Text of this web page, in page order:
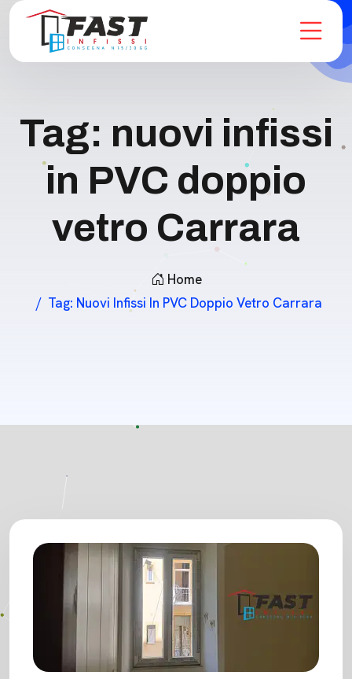
Tag: nuovi infissi
in PVC doppio
vetro Carrara
Home
Tag: Nuovi Infissi In PVC Doppio Vetro Carrara